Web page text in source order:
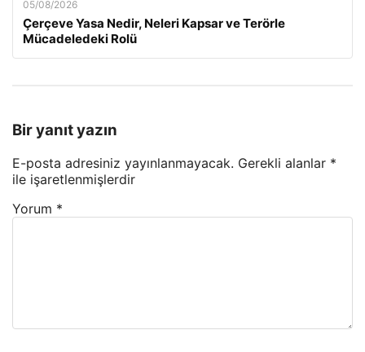
05/08/2026
Çerçeve Yasa Nedir, Neleri Kapsar ve Terörle
Mücadeledeki Rolü
Bir yanıt yazın
E-posta adresiniz yayınlanmayacak. Gerekli alanlar *
ile işaretlenmişlerdir
Yorum *